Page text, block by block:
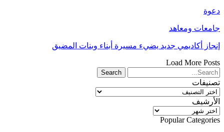
دعوة
جامعات ومعاهد
إنجاز أكاديمي جديد يضيء مسيرة أبناء وبنات المضيق
Load More Posts
تصنيفات
تصنيفات
الأرشيف
الأرشيف
Popular Categories